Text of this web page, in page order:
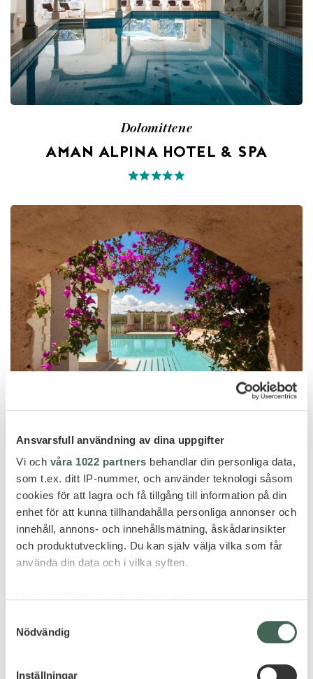
Ansvarsfull användning av dina uppgifter
Vi och våra 1022 partners behandlar din personliga data,
som t.ex. ditt IP-nummer, och använder teknologi såsom
cookies för att lagra och få tillgång till information på din
enhet för att kunna tillhandahålla personliga annonser och
innehåll, annons- och innehållsmätning, åskådarinsikter
och produktutveckling. Du kan själv välja vilka som får
använda din data och i vilka syften.
som kan ha en noggrannhet på upp till flera meter
Nödvändig
Inställningar
Dolomittene
AMAN ALPINA HOTEL & SPA
Puglia
BORGO EGNAZIA